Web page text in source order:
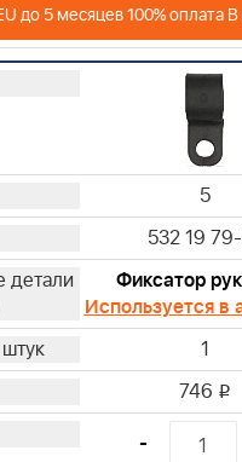
до 5 месяцев 100% оплата
5
532 19
Фиксатор
Используется в
1
746 i
-